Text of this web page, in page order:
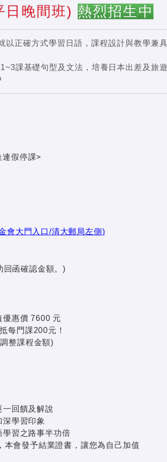
日晚間班) 熱烈招生中
正確方式學習日語，課程設計與教學兼
課基礎句型及文法，培養日本出差及旅
假停課>
會大門入口/清大郵局左側)
回函確認金額。)
優惠價 7600 元
每門課200元！
整課程金額)
回饋及解說
學習印象
習之路事半功倍
會發予結業證書，讓您為自己加值